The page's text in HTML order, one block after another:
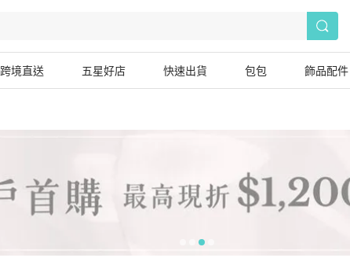
跨境直送 五星好店 快速出貨 包包 飾品配件